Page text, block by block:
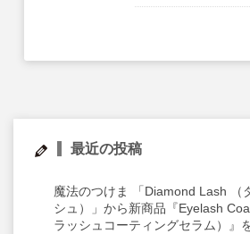
最近の投稿
魔法のつけま 「Diamond Lash （
シュ）」から新商品『Eyelash
ラッシュコーティングセラム）』